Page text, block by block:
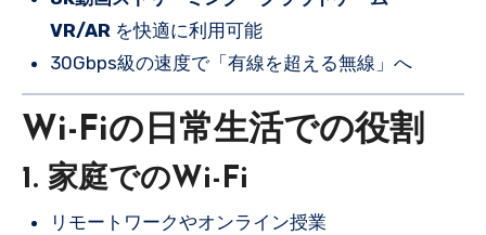
VR/AR を快適に利用可能
30Gbps級の速度で「有線を超える無線」へ
Wi-Fiの日常生活での役割
1. 家庭でのWi-Fi
リモートワークやオンライン授業